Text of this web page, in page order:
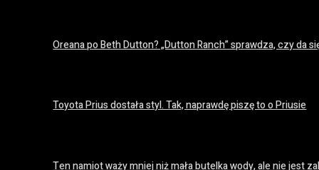
Oreana po Beth Dutton? „Dutton Ranch” sprawdza, czy da
Toyota Prius dostała styl. Tak, naprawdę piszę to o Priusie
Ten namiot waży mniej niż mała butelka wody, ale nie jest